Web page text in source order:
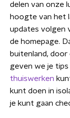
delen van onze
hoogte van het
updates volgen
de homepage.
buitenland,
geven we je
thuiswerken
kunt doen in
je kunt gaan